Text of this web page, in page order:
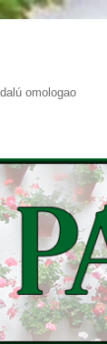
omologao